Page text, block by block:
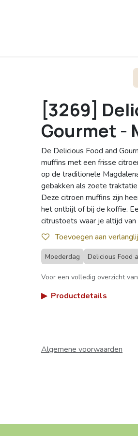
[3269]
Gourmet -
De Delicious Food and
muffins met een frisse
op de traditionele
gebakken als zoete
Deze citroen muffins zijn
het ontbijt of bij de koffie.
citrustoets waar je altijd
Toevoegen aan
Moederdag Delicious Food
Voor een volledig overzicht
▶ Productdetails
Algemene voorwaarden